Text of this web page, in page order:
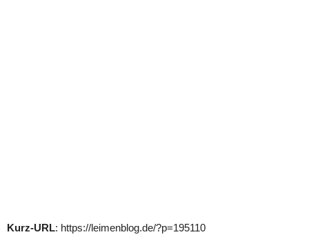
Kurz-URL: https://leimenblog.de/?p=195110